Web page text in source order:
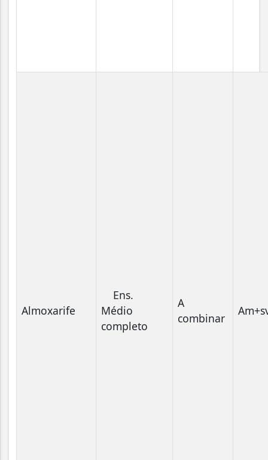
Almoxarife
Ens.
Médio
completo
A
combinar